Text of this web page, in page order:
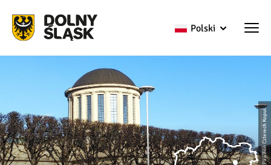
Polski
Pawilon Czterech Kopuł